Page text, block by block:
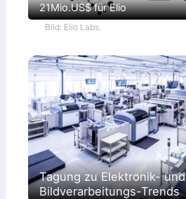
21Mio.US$ für Elio
Bild: Elio Labs.
Tagung zu Elektronik- und
Bildverarbeitungs-Trends